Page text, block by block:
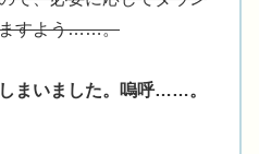
ますよう……。
まいました。嗚呼……。